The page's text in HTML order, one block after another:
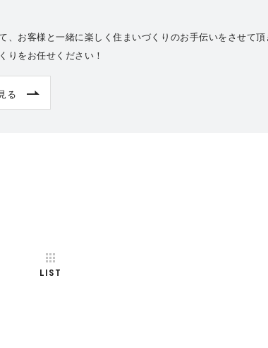
、お客様と一緒に楽しく住まいづくりのお手伝いをさせて頂
りをお任せください！
る
LIST